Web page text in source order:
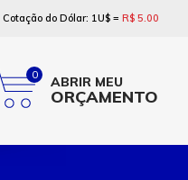
Cotação do Dólar: 1U$ = R$ 5.00
0 ABRIR MEU
ORÇAMENTO